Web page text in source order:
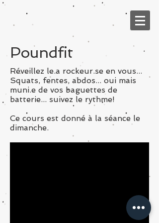
Poundfit
Réveillez le.a rockeur.se en vous...
Squats, fentes, abdos... oui mais
muni.e de vos baguettes de
batterie... suivez le rythme!
Ce cours est donné à la séance le
dimanche.